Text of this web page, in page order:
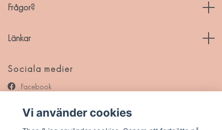
Frågor?
Länkar
Sociala medier
Facebook
Pinterest
Vi använder cookies